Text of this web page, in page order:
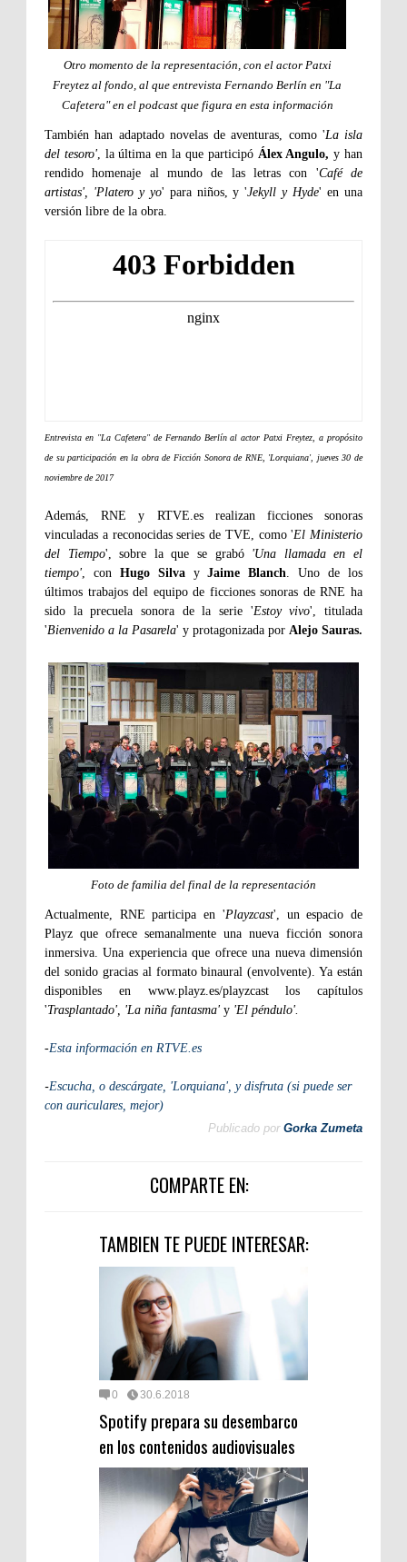
Otro momento de la representación, con el actor Patxi
Freytez al fondo, al que entrevista Fernando Berlín en "La
Cafetera" en el podcast que figura en esta información
También han adaptado novelas de aventuras, como 'La isla
del tesoro', la última en la que participó Álex Angulo, y han
rendido homenaje al mundo de las letras con 'Café de
artistas', 'Platero y yo' para niños, y 'Jekyll y Hyde' en una
versión libre de la obra.
Entrevista en "La Cafetera" de Fernando Berlín al actor Patxi Freytez, a propósito
de su participación en la obra de Ficción Sonora de RNE, 'Lorquiana', jueves 30 de
noviembre de 2017
Además, RNE y RTVE.es realizan ficciones sonoras
vinculadas a reconocidas series de TVE, como 'El Ministerio
del Tiempo', sobre la que se grabó 'Una llamada en el
tiempo' , con Hugo SilvayJaime Blanch . Uno de los
últimos trabajos del equipo de ficciones sonoras de RNE ha
sido la precuela sonora de la serie 'Estoy vivo', titulada
'Bienvenido a la Pasarela' y protagonizada por Alejo Sauras.
Foto de familia del final de la representación
Actualmente, RNE participa en 'Playzcast', un espacio de
Playz que ofrece semanalmente una nueva ficción sonora
inmersiva. Una experiencia que ofrece una nueva dimensión
del sonido gracias al formato binaural (envolvente). Ya están
disponibles en www.playz.es/playzcast los capítulos
'Trasplantado', 'La niña fantasma' y 'El péndulo'.
-Esta información en RTVE.es
-Escucha, o descárgate, 'Lorquiana', y disfruta (si puede ser
con auriculares, mejor)
Publicado por Gorka Zumeta
COMPARTE EN:
TAMBIEN TE PUEDE INTERESAR:
0 30.6.2018
Spotify prepara su desembarco
en los contenidos audiovisuales